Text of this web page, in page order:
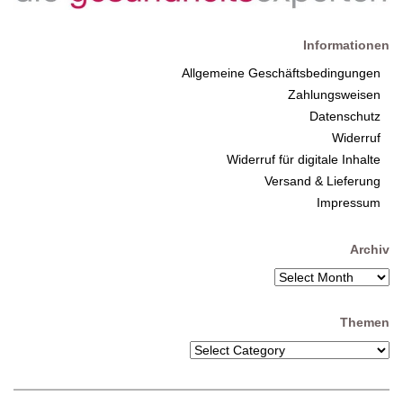
Informationen
Allgemeine Geschäftsbedingungen
Zahlungsweisen
Datenschutz
Widerruf
Widerruf für digitale Inhalte
Versand & Lieferung
Impressum
Archiv
Themen